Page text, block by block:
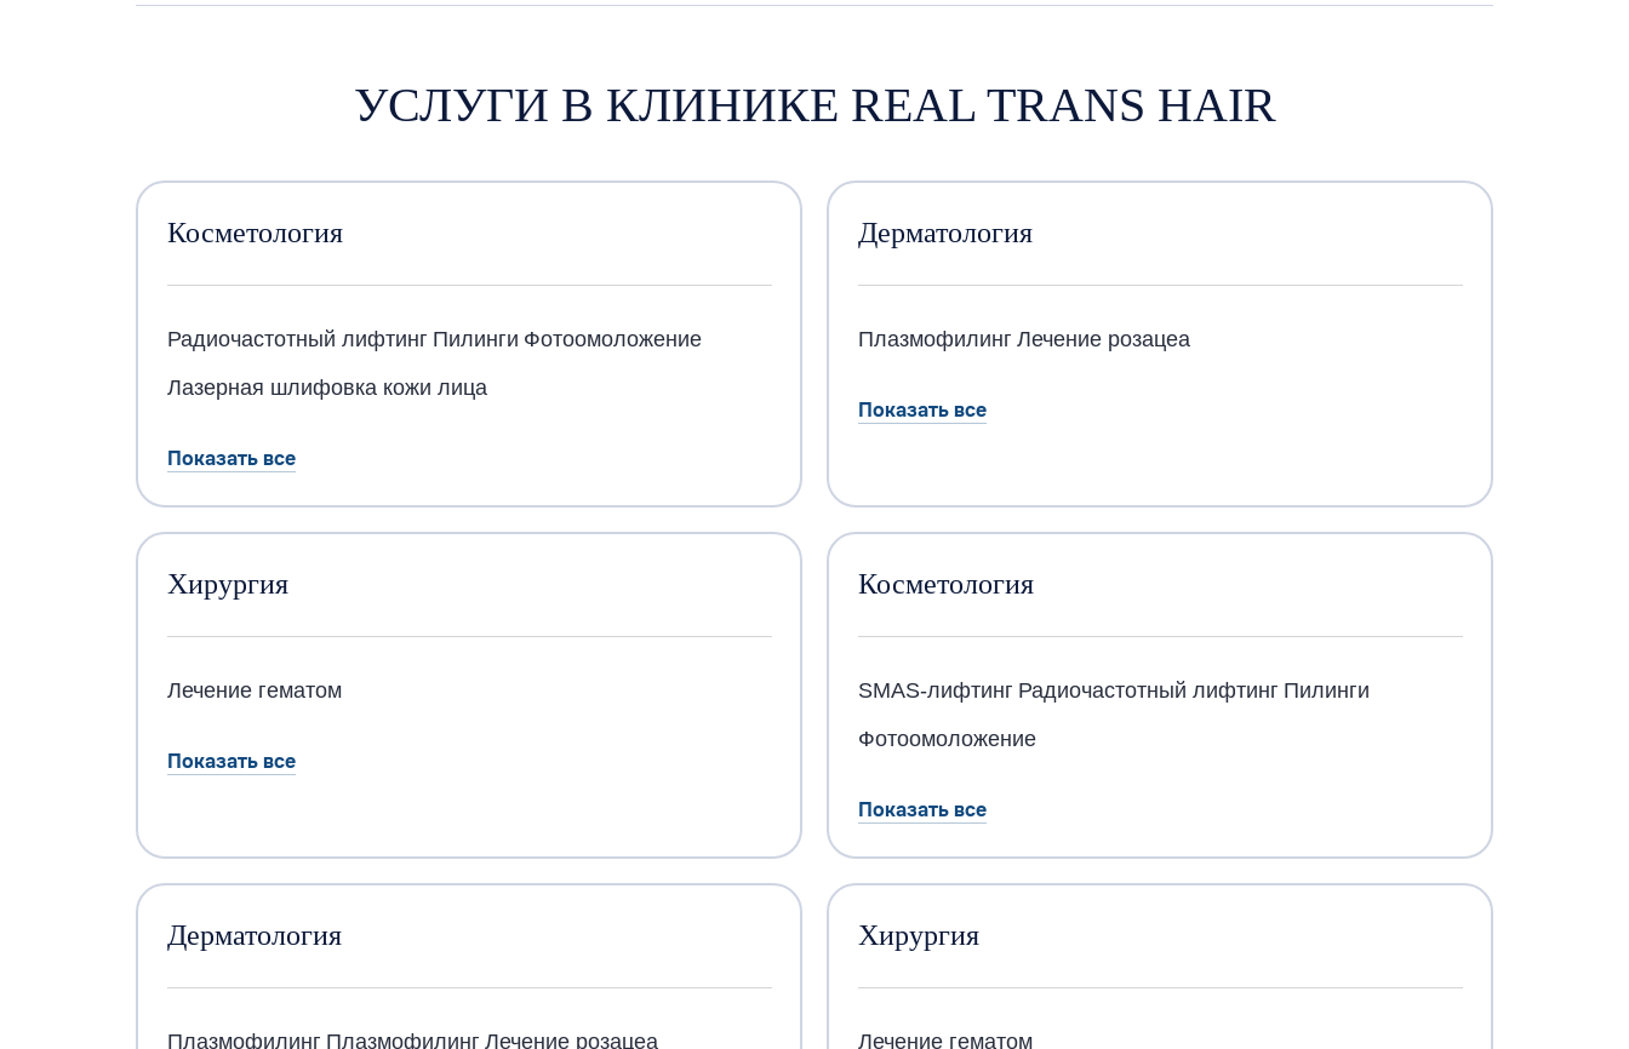
УСЛУГИ В КЛИНИКЕ REAL TRANS HAIR
Косметология
Радиочастотный лифтинг Пилинги Фотоомоложение
Лазерная шлифовка кожи лица
Показать все
Дерматология
Плазмофилинг Лечение розацеа
Показать все
Хирургия
Лечение гематом
Показать все
Косметология
SMAS-лифтинг Радиочастотный лифтинг Пилинги
Фотоомоложение
Показать все
Дерматология
Плазмофилинг Плазмофилинг Лечение розацеа
Хирургия
Лечение гематом